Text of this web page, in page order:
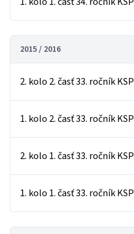
2015 / 2016
2. kolo 2. časť 33. ročník KSP
1. kolo 2. časť 33. ročník KSP
2. kolo 1. časť 33. ročník KSP
1. kolo 1. časť 33. ročník KSP